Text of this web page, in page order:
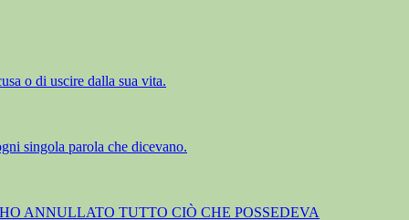
o di uscire dalla sua vita.
singola parola che dicevano.
ANNULLATO TUTTO CIÒ CHE POSSEDEVA